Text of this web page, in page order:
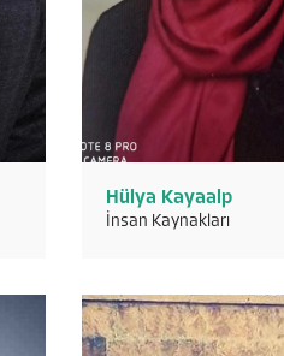
Hülya Kayaalp
İnsan Kaynakları